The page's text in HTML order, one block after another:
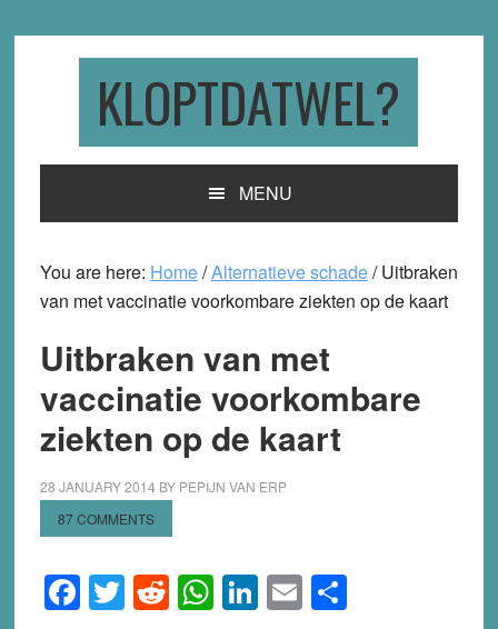
KLOPTDATWEL?
MENU
You are here: Home/Alternatieve schade/Uitbraken
van met vaccinatie voorkombare ziekten op de kaart
Uitbraken van met
vaccinatie voorkombare
ziekten op de kaart
28 JANUARY 2014 BY PEPIJN VAN ERP
87 COMMENTS
Facebook
Twitter
Reddit
WhatsApp
LinkedIn
EmailShare